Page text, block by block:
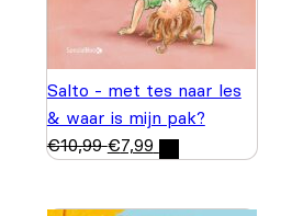
Salto - met tes naar les
& waar is mijn pak?
€10,99 €7,99